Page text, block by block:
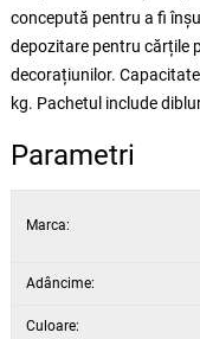
concepută pentru a fi
depozitare pentru cărțile
decorațiunilor.
kg. Pachetul include
Parametri
Marca:
Adâncime:
Culoare: